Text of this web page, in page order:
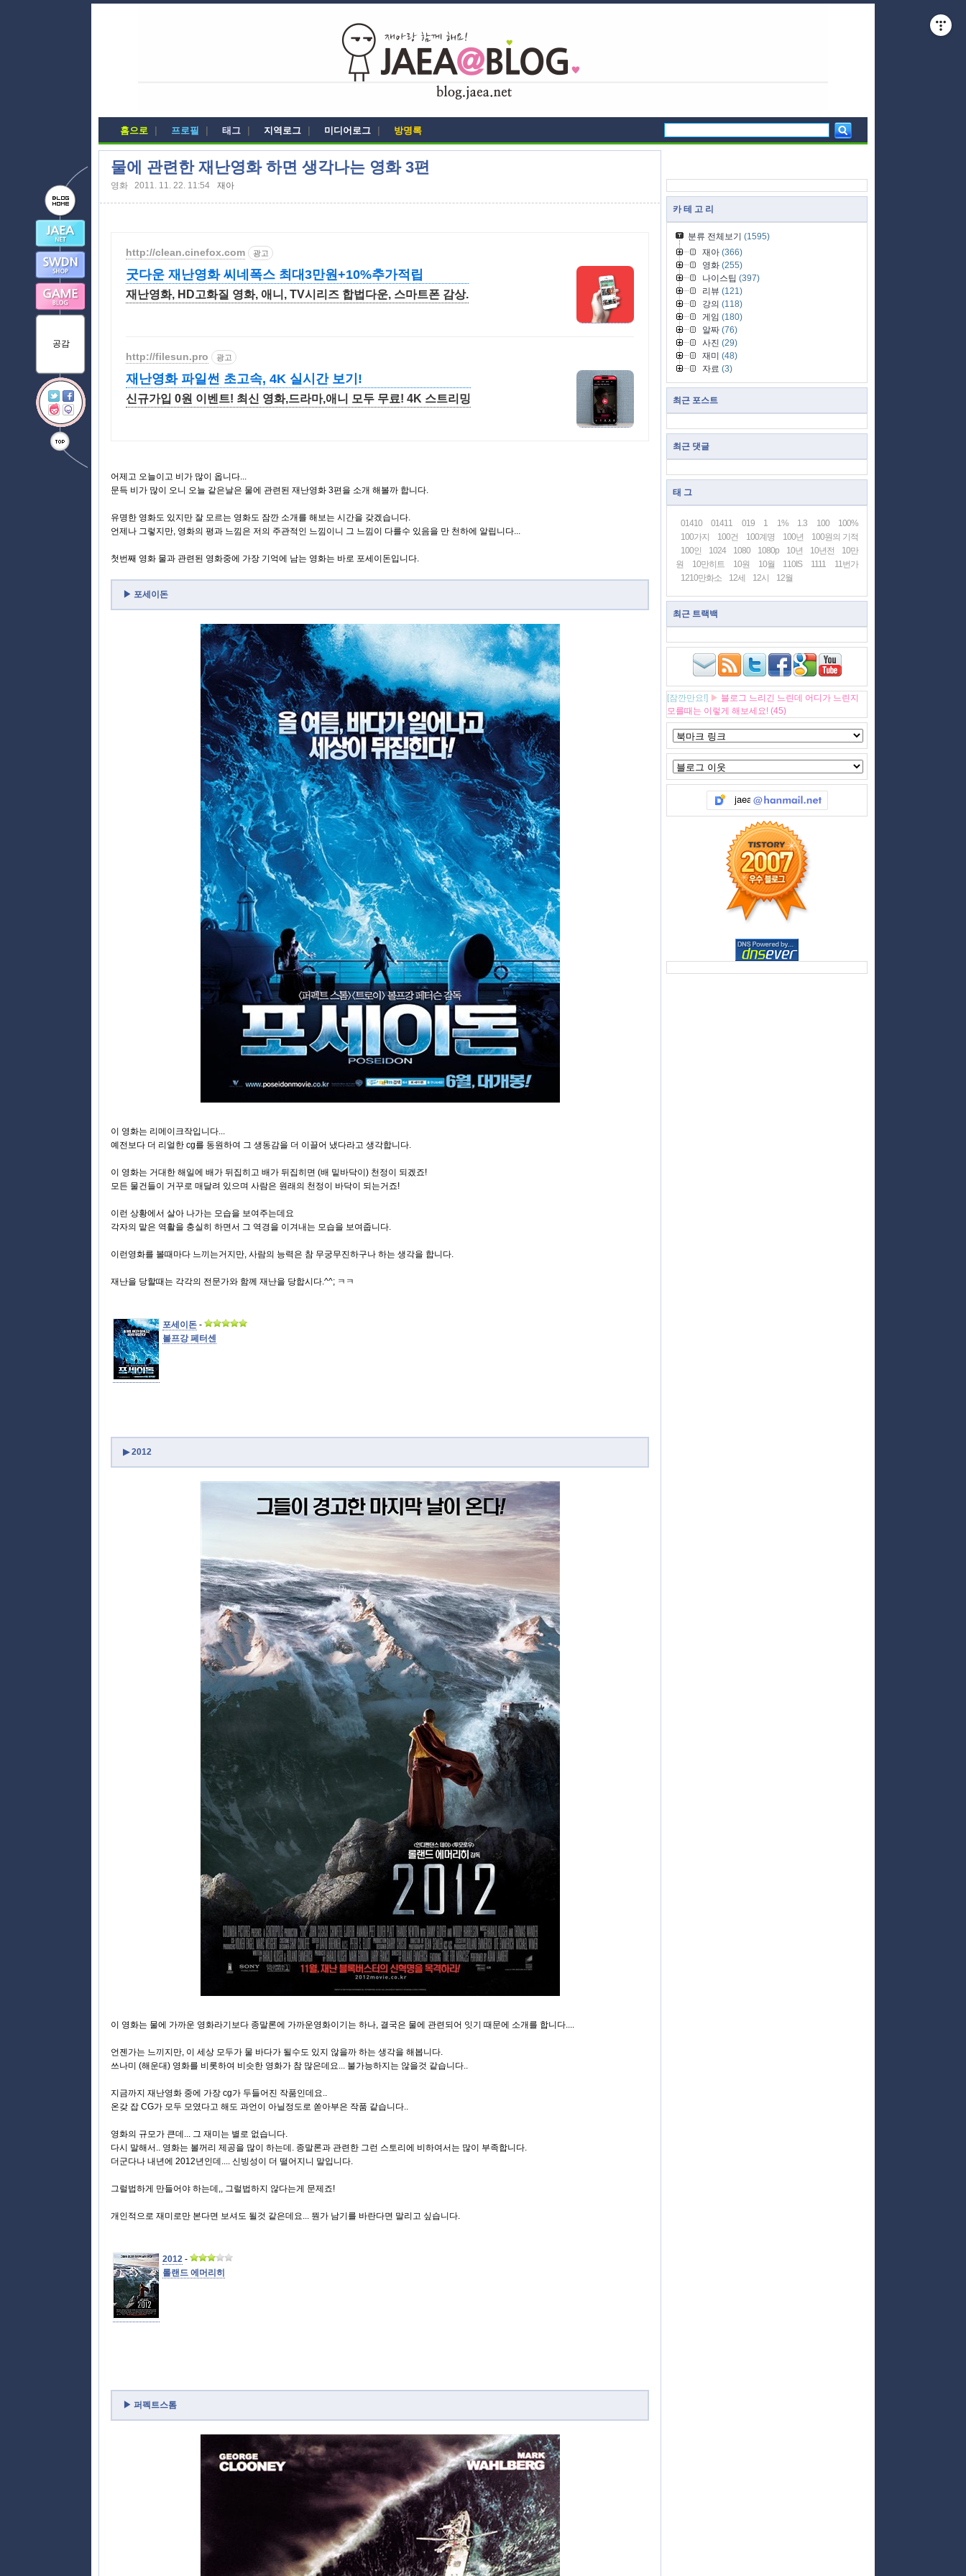
홈으로 프로필 태그 지역로그 미디어로그 방명록
물에 관련한 재난영화 하면 생각나는 영화 3편
영화 2011. 11. 22. 11:54 재아
http://clean.cinefox.com 광고
굿다운 재난영화 씨네폭스 최대3만원+10%추가적립
재난영화, HD고화질 영화, 애니, TV시리즈 합법다운, 스마트폰 감상.
http://filesun.pro 광고
재난영화 파일썬 초고속, 4K 실시간 보기!
신규가입 0원 이벤트! 최신 영화,드라마,애니 모두 무료! 4K 스트리밍
어제고 오늘이고 비가 많이 옵니다...
문득 비가 많이 오니 오늘 같은날은 물에 관련된 재난영화 3편을 소개 해볼까 합니다.
유명한 영화도 있지만 잘 모르는 영화도 잠깐 소개를 해보는 시간을 갖겠습니다.
언제나 그렇지만, 영화의 평과 느낌은 저의 주관적인 느낌이니 그 느낌이 다를수 있음을 만 천하에 알립니다...
첫번째 영화 물과 관련된 영화중에 가장 기억에 남는 영화는 바로 포세이돈입니다.
▶ 포세이돈
이 영화는 리메이크작입니다...
예전보다 더 리얼한 cg를 동원하여 그 생동감을 더 이끌어 냈다라고 생각합니다.
이 영화는 거대한 해일에 배가 뒤집히고 배가 뒤집히면 (배 밑바닥이) 천정이 되겠죠!
모든 물건들이 거꾸로 매달려 있으며 사람은 원래의 천정이 바닥이 되는거죠!
이런 상황에서 살아 나가는 모습을 보여주는데요
각자의 맡은 역활을 충실히 하면서 그 역경을 이겨내는 모습을 보여줍니다.
이런영화를 볼때마다 느끼는거지만, 사람의 능력은 참 무궁무진하구나 하는 생각을 합니다.
재난을 당할때는 각각의 전문가와 함께 재난을 당합시다.^^; ㅋㅋ
포세이돈 -
볼프강 페터센
▶ 2012
이 영화는 물에 가까운 영화라기보다 종말론에 가까운영화이기는 하나, 결국은 물에 관련되어 잇기 때문에 소개를 합니다....
언젠가는 느끼지만, 이 세상 모두가 물 바다가 될수도 있지 않을까 하는 생각을 해봅니다.
쓰나미 (해운대) 영화를 비롯하여 비슷한 영화가 참 많은데요... 불가능하지는 않을것 같습니다..
지금까지 재난영화 중에 가장 cg가 두들어진 작품인데요..
온갖 잡 CG가 모두 모였다고 해도 과언이 아닐정도로 쏟아부은 작품 같습니다..
영화의 규모가 큰데... 그 재미는 별로 없습니다.
다시 말해서.. 영화는 볼꺼리 제공을 많이 하는데. 종말론과 관련한 그런 스토리에 비하여서는 많이 부족합니다.
더군다나 내년에 2012년인데.... 신빙성이 더 떨어지니 말입니다.
그럴법하게 만들어야 하는데,, 그럴법하지 않다는게 문제죠!
개인적으로 재미로만 본다면 보셔도 될것 같은데요... 뭔가 남기를 바란다면 말리고 싶습니다.
2012 -
롤랜드 에머리히
▶ 퍼펙트스톰
공감
카 테 고 리
분류 전체보기 (1595)
재아 (366)
영화 (255)
나이스팁 (397)
리뷰 (121)
강의 (118)
게임 (180)
알짜 (76)
사진 (29)
재미 (48)
자료 (3)
최근 포스트
최근 댓글
태 그
01410 01411 019 1 1% 1.3 100
100%
100가지
100건 100계명 100년
100원의 기적
100인
1024 1080 1080p 10년 10년전
10만
원
10만히트 10원 10월 110IS 1111
11번가
1210만화소
12세 12시 12월
최근 트랙백
[잠깐만요!] ▶ 블로그 느리긴 느린데 어디가 느린지
모를때는 이렇게 해보세요! (45)